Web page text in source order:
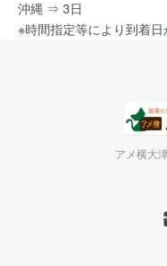
沖縄 ⇒ 3日
※時間指定等により到着日
アメ横大